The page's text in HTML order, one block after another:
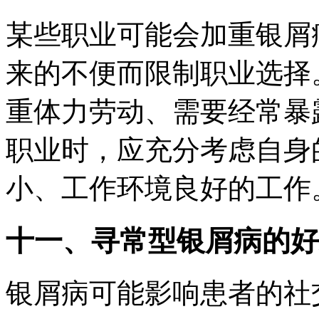
某些职业可能会加重银
来的不便而限制职业选
重体力劳动、需要经常
职业时，应充分考虑自
小、工作环境良好的工作
十一、寻常型银屑病的
银屑病可能影响患者的